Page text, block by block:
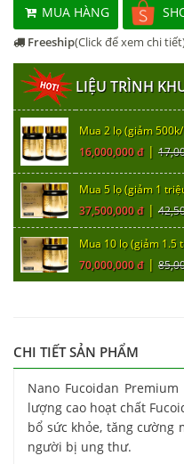
MUA HÀNG
Freeship(Click để xem chi
LIỆU TRÌNH
Mua 2 lọ (giảm
16,000,000 đ|
Mua 5 lọ (giảm 1
37,500,000 đ|
Mua 10 lọ (giảm 1.5
70,000,000 đ|
CHI TIẾT SẢN PHẨM
Nano Fucoidan
lượng cao hoạt chất
bổ sức khỏe, tăng
người bị ung thư.